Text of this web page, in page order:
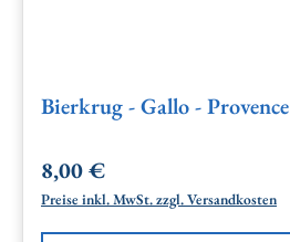
Bierkrug - Gallo - Provence
Regulärer Preis:
8,00 €
Preise inkl. MwSt. zzgl. Versandkosten